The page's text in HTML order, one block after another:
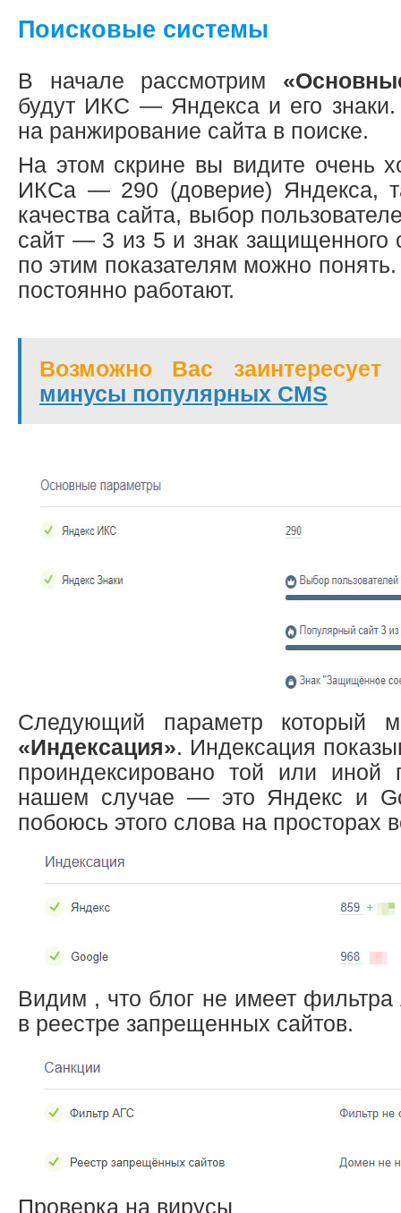
Поисковые системы
В начале рассмотрим
будут ИКС — Яндекса и его
на ранжирование сайта в поиске.
На этом скрине вы видите очень
ИКСа — 290 (доверие) Яндекса,
качества сайта, выбор
сайт — 3 из 5 и знак защищенного
по этим показателям можно
постоянно работают.
Возможно Вас заинтересует
минусы популярных CMS
Следующий параметр который
«Индексация». Индексация
проиндексировано той или иной
нашем случае — это Яндекс и
побоюсь этого слова на просторах
Видим , что блог не имеет
в реестре запрещенных сайтов.
Проверка на вирусы